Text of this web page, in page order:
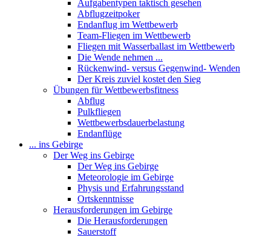
Aufgabentypen taktisch gesehen
Abflugzeitpoker
Endanflug im Wettbewerb
Team-Fliegen im Wettbewerb
Fliegen mit Wasserballast im Wettbewerb
Die Wende nehmen ...
Rückenwind- versus Gegenwind- Wenden
Der Kreis zuviel kostet den Sieg
Übungen für Wettbewerbsfitness
Abflug
Pulkfliegen
Wettbewerbsdauerbelastung
Endanflüge
... ins Gebirge
Der Weg ins Gebirge
Der Weg ins Gebirge
Meteorologie im Gebirge
Physis und Erfahrungsstand
Ortskenntnisse
Herausforderungen im Gebirge
Die Herausforderungen
Sauerstoff